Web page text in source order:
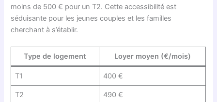
moins de 500 € pour un T2. Cette accessibilité est
séduisante pour les jeunes couples et les familles
cherchant à s’établir.
Type de logement Loyer moyen (€/mois)
T1 400 €
T2 490 €